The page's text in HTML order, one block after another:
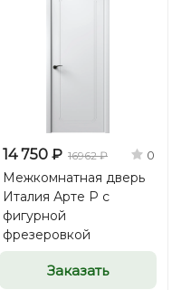
14 750 ₽ 16962 ₽ 0
Межкомнатная дверь
Италия Арте Р с
фигурной
фрезеровкой
Заказать